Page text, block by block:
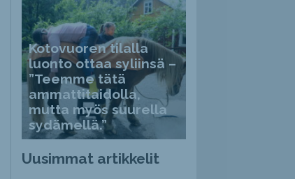
Kotovuoren tilalla
luonto ottaa syliinsä –
”Teemme tätä
ammattitaidolla,
mutta myös suurella
sydämellä.”
Uusimmat artikkelit